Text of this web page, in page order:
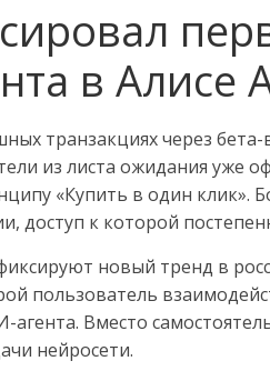
в Алисе
транзакциях через
из листа ожидания уже
«Купить в один клик».
доступ к которой
новый тренд в
пользователь
Вместо
нейросети.